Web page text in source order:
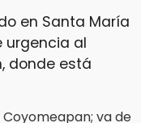
en Santa María
urgencia al
donde está